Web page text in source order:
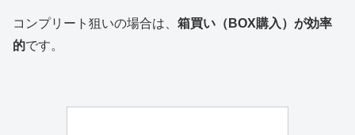
コンプリート狙いの場合は、 箱買い（BOX購入）が効率
的です。